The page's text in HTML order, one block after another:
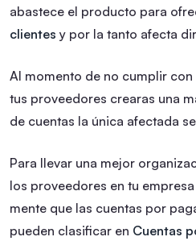
abastece el producto para
clientes y por la tanto afecta
Al momento de no cumplir
tus proveedores crearas una
de cuentas la única afectada
Para llevar una mejor
los proveedores en tu
mente que las cuentas por
pueden clasificar en Cuentas